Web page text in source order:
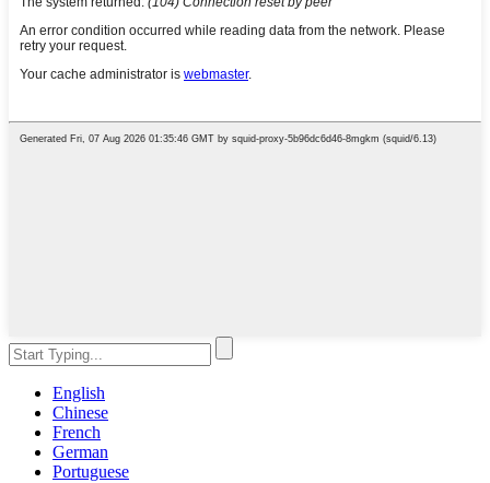
English
Chinese
French
German
Portuguese